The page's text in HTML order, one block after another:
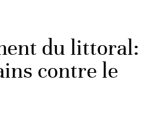
du littoral:
contre le